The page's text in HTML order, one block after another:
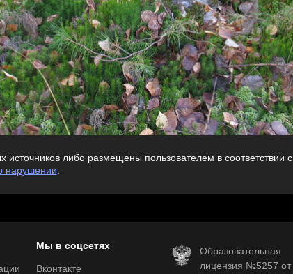
либо размещены пользователем в соответствии с
нарушении
Мы в соцсетях
Вконтакте
Образовательная
лицензия №5257 от